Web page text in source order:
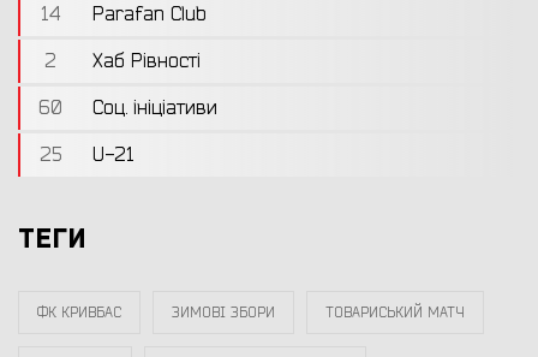
14
Parafan Club
2
Хаб Рівності
60
Соц. ініціативи
25
U-21
ТЕГИ
ФК КРИВБАС ЗИМОВІ ЗБОРИ ТОВАРИСЬКИЙ МАТЧ